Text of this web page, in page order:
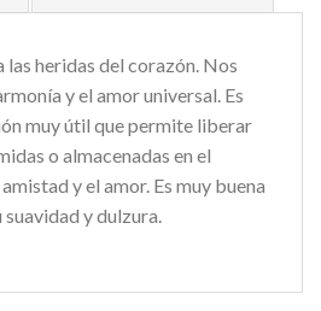
las heridas del corazón. Nos
y el amor universal. Es
muy útil que permite liberar
o almacenadas en el
y el amor. Es muy buena
suavidad y dulzura.